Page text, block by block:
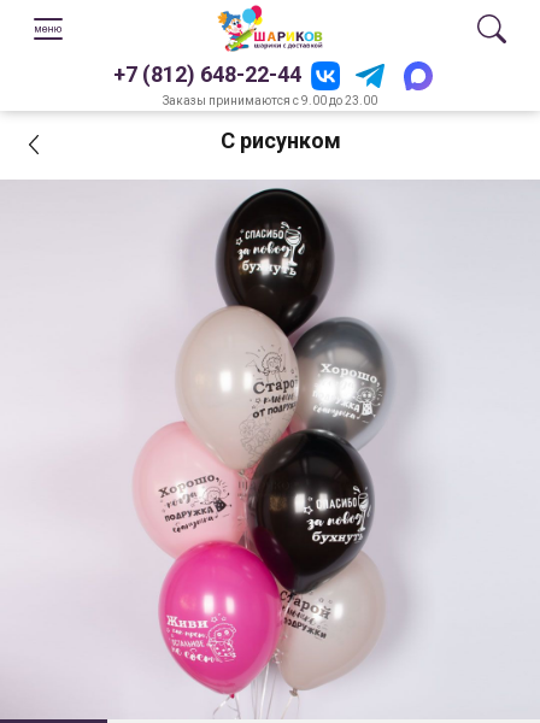
+7 (812) 648-22-44
Заказы принимаются с 9.00 до 23.00
С рисунком